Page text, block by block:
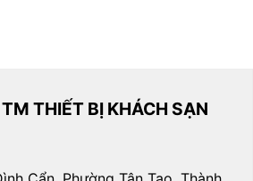
THIẾT BỊ KHÁCH SẠN